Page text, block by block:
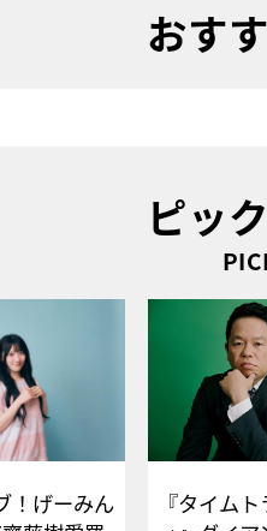
おす
ピッ
！げーみん
『タイム